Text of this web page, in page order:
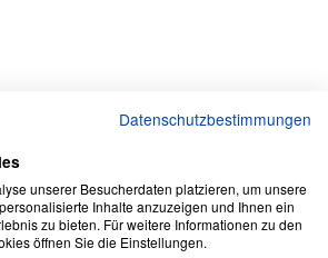
Datenschutzbestimmungen
unserer Besucherdaten platzieren, um unsere
Inhalte anzuzeigen und Ihnen ein
zu bieten. Für weitere Informationen zu den
öffnen Sie die Einstellungen.